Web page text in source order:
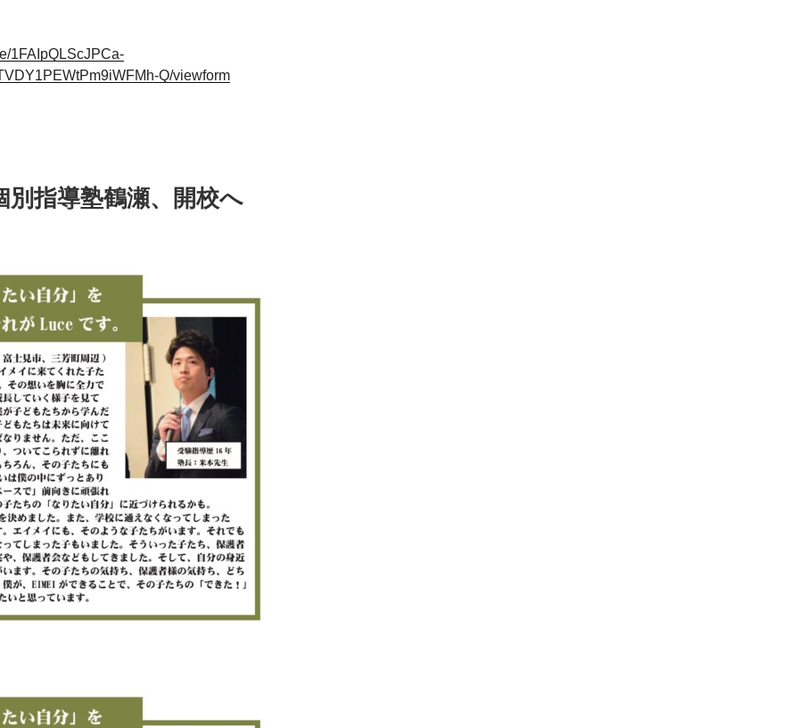
1FAIpQLScJPCa-
Q/viewform
指導塾鶴瀬、開校へ